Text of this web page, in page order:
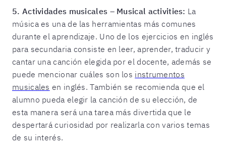
5. Actividades musicales – Musical activities: La
música es una de las herramientas más comunes
durante el aprendizaje. Uno de los ejercicios en inglés
para secundaria consiste en leer, aprender, traducir y
cantar una canción elegida por el docente, además se
puede mencionar cuáles son los instrumentos
musicales en inglés. También se recomienda que el
alumno pueda elegir la canción de su elección, de
esta manera será una tarea más divertida que le
despertará curiosidad por realizarla con varios temas
de su interés.